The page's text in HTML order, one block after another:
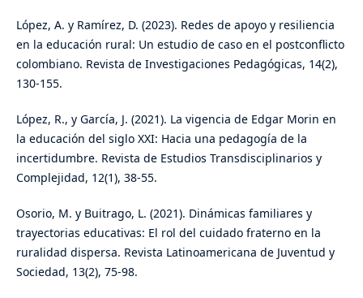
López, A. y Ramírez, D. (2023). Redes de apoyo y resiliencia
en la educación rural: Un estudio de caso en el postconflicto
colombiano. Revista de Investigaciones Pedagógicas, 14(2),
130-155.
López, R., y García, J. (2021). La vigencia de Edgar Morin en
la educación del siglo XXI: Hacia una pedagogía de la
incertidumbre. Revista de Estudios Transdisciplinarios y
Complejidad, 12(1), 38-55.
Osorio, M. y Buitrago, L. (2021). Dinámicas familiares y
trayectorias educativas: El rol del cuidado fraterno en la
ruralidad dispersa. Revista Latinoamericana de Juventud y
Sociedad, 13(2), 75-98.